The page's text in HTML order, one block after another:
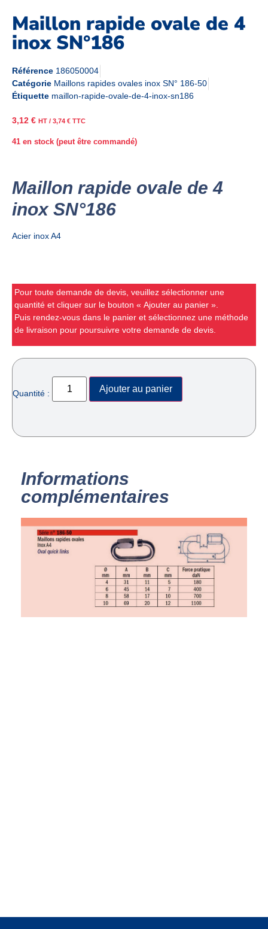
Maillon rapide ovale de 4
inox SN°186
Référence 186050004
Catégorie Maillons rapides ovales inox SN° 186-50
Étiquette maillon-rapide-ovale-de-4-inox-sn186
3,12 € HT / 3,74 € TTC
41 en stock (peut être commandé)
Maillon rapide ovale de 4
inox SN°186
Acier inox A4
Pour toute demande de devis, veuillez sélectionner une
quantité et cliquer sur le bouton « Ajouter au panier ».
Puis rendez-vous dans le panier et sélectionnez une méthode
de livraison pour poursuivre votre demande de devis.
Quantité : Ajouter au panier
Informations
complémentaires